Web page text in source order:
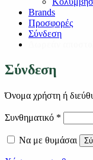
Brands
Προσφορές
Σύνδεση
Σύνδεση
Όνομα χρήστη ή
Συνθηματικό *
Να με θυμάσαι